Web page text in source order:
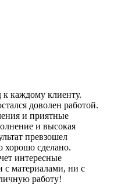
каждому клиенту.
доволен работой.
и приятные
и высокая
превзошел
хорошо сделано.
интересные
материалами, ни с
работу!